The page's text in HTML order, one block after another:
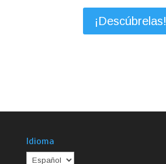
¡Descúbrelas!
Idioma